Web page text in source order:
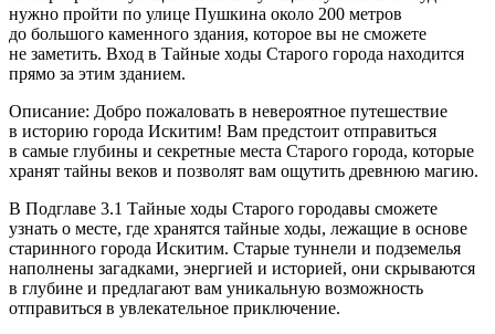
нужно пройти по улице Пушкина около 200 метров
до большого каменного здания, которое вы не сможете
не заметить. Вход в Тайные ходы Старого города находится
прямо за этим зданием.
Описание: Добро пожаловать в невероятное путешествие
в историю города Искитим! Вам предстоит отправиться
в самые глубины и секретные места Старого города, которые
хранят тайны веков и позволят вам ощутить древнюю магию.
В Подглаве 3.1 Тайные ходы Старого городавы сможете
узнать о месте, где хранятся тайные ходы, лежащие в основе
старинного города Искитим. Старые туннели и подземелья
наполнены загадками, энергией и историей, они скрываются
в глубине и предлагают вам уникальную возможность
отправиться в увлекательное приключение.